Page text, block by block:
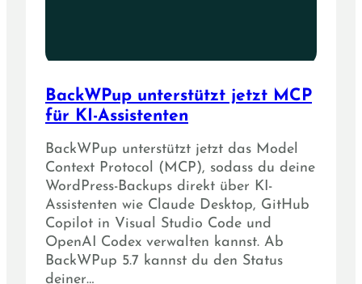
BackWPup unterstützt jetzt MCP
für KI-Assistenten
BackWPup unterstützt jetzt das Model
Context Protocol (MCP), sodass du deine
WordPress-Backups direkt über KI-
Assistenten wie Claude Desktop, GitHub
Copilot in Visual Studio Code und
OpenAI Codex verwalten kannst. Ab
BackWPup 5.7 kannst du den Status
deiner…